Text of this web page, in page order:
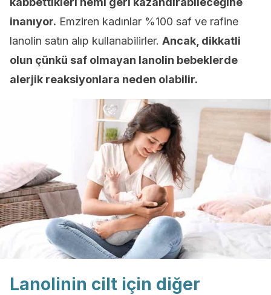
inanıyor. Emziren kadınlar %100 saf ve rafine
lanolin satın alıp kullanabilirler. Ancak, dikkatli
olun çünkü saf olmayan lanolin bebeklerde
alerjik reaksiyonlara neden olabilir.
Lanolinin cilt için diğer